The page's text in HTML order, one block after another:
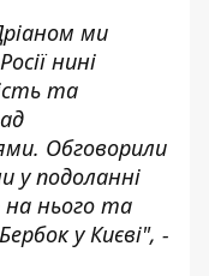
ми
нині
та
Обговорили
у подоланні
на нього та
у Києві", -